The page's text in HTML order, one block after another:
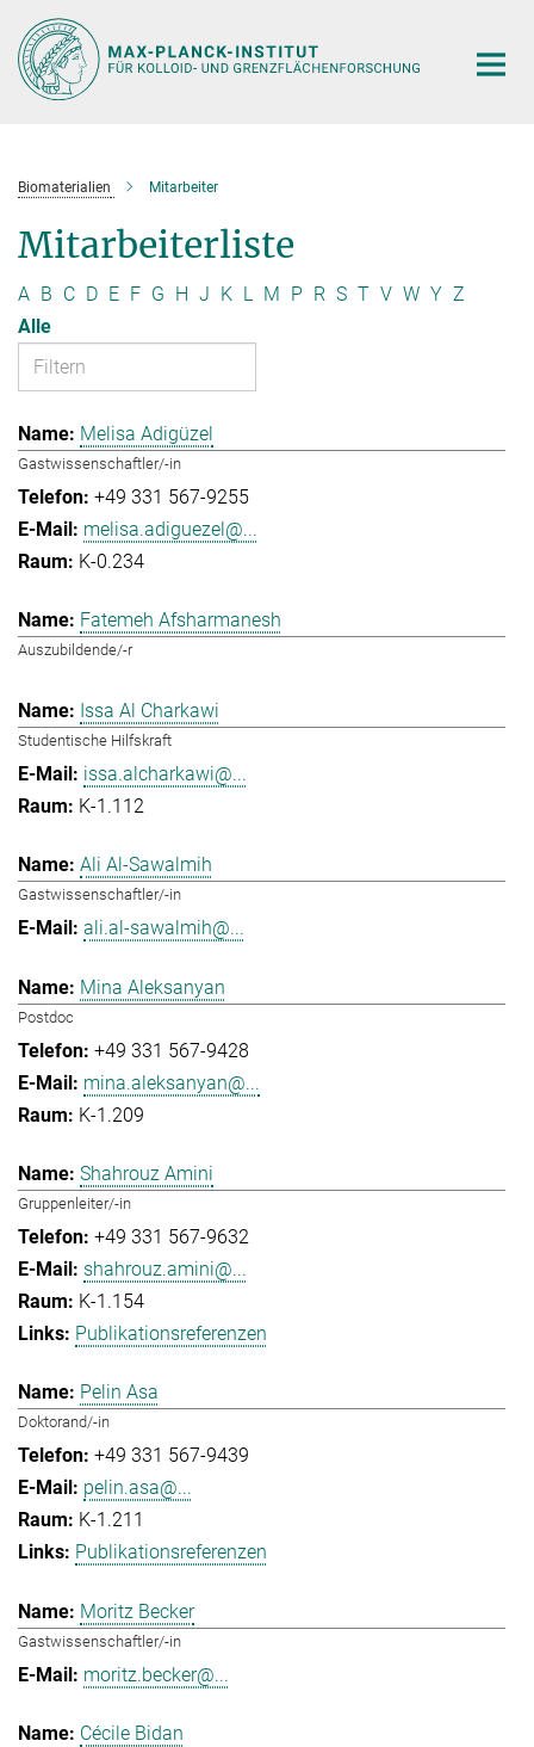
Hauptinhalt
Biomaterialien Mitarbeiter
Mitarbeiterliste
A B C D E F G H J K L M P R S T V W Y Z
Alle
Melisa Adigüzel
Gastwissenschaftler/-in
+49 331 567-9255
melisa.adiguezel@...
K-0.234
Fatemeh Afsharmanesh
Auszubildende/-r
Issa Al Charkawi
Studentische Hilfskraft
issa.alcharkawi@...
K-1.112
Ali Al-Sawalmih
Gastwissenschaftler/-in
ali.al-sawalmih@...
Mina Aleksanyan
Postdoc
+49 331 567-9428
mina.aleksanyan@...
K-1.209
Shahrouz Amini
Gruppenleiter/-in
+49 331 567-9632
shahrouz.amini@...
K-1.154
Publikationsreferenzen
Pelin Asa
Doktorand/-in
+49 331 567-9439
pelin.asa@...
K-1.211
Publikationsreferenzen
Moritz Becker
Gastwissenschaftler/-in
moritz.becker@...
Cécile Bidan